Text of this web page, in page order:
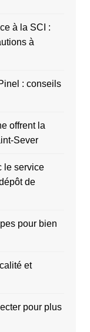
à la SCI :
à
: conseils
offrent la
Sever
le service
de
pour bien
et
pour plus